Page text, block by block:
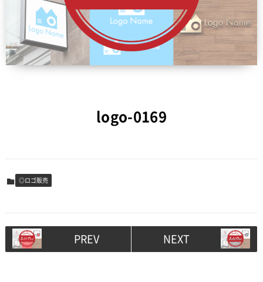
logo-0169
◎ロゴ販売
PREV NEXT